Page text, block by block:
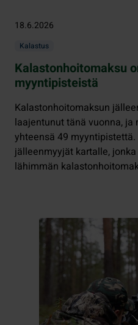
18.6.2026
Kalastus
Kalastonhoitomaksu
myyntipisteistä
Kalastonhoitomaksun
laajentunut tänä vuonna, ja
yhteensä 49
jälleenmyyjät kartalle,
lähimmän